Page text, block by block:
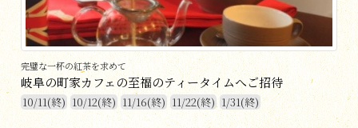
完璧な一杯の紅茶を求めて
岐阜の町家カフェの至福のティータイムへご招待
10/11(終) 10/12(終) 11/16(終) 11/22(終) 1/31(終)